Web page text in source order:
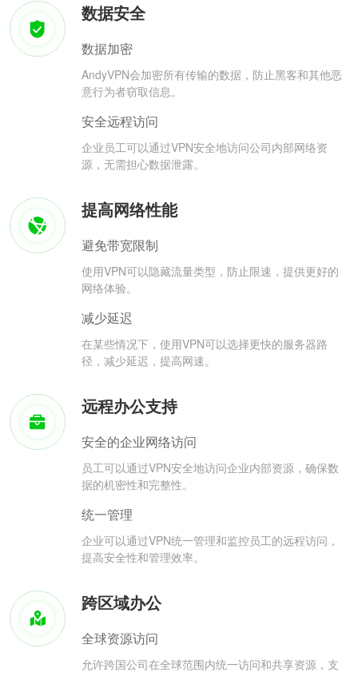
数据安全
数据加密
AndyVPN会加密所有传输的数据，防止黑客和其他恶
意行为者窃取信息。
安全远程访问
企业员工可以通过VPN安全地访问公司内部网络资
源，无需担心数据泄露。
提高网络性能
避免带宽限制
使用VPN可以隐藏流量类型，防止限速，提供更好的
网络体验。
减少延迟
在某些情况下，使用VPN可以选择更快的服务器路
径，减少延迟，提高网速。
远程办公支持
安全的企业网络访问
员工可以通过VPN安全地访问企业内部资源，确保数
据的机密性和完整性。
统一管理
企业可以通过VPN统一管理和监控员工的远程访问，
提高安全性和管理效率。
跨区域办公
全球资源访问
允许跨国公司在全球范围内统一访问和共享资源，支